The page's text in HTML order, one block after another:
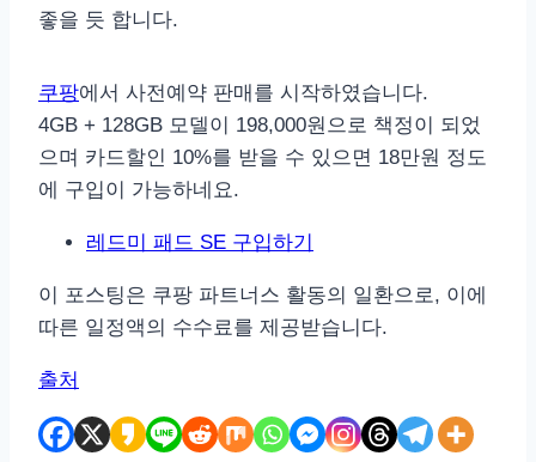
좋을 듯 합니다.
쿠팡에서 사전예약 판매를 시작하였습니다.
4GB + 128GB 모델이 198,000원으로 책정이 되었
으며 카드할인 10%를 받을 수 있으면 18만원 정도
에 구입이 가능하네요.
레드미 패드 SE 구입하기
이 포스팅은 쿠팡 파트너스 활동의 일환으로, 이에
따른 일정액의 수수료를 제공받습니다.
출처